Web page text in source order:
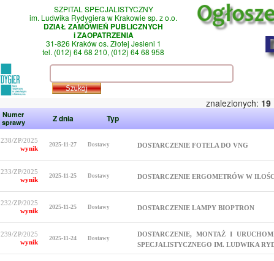
SZPITAL SPECJALISTYCZNY
im. Ludwika Rydygiera w Krakowie sp. z o.o.
DZIAŁ ZAMÓWIEŃ PUBLICZNYCH
i ZAOPATRZENIA
31-826 Kraków os. Złotej Jesieni 1
tel. (012) 64 68 210, (012) 64 68 958
znalezionych: 19
Numer
sprawy
Z dnia Typ
238/ZP/2025
wynik
2025-11-27 Dostawy DOSTARCZENIE FOTELA DO VNG
233/ZP/2025
wynik
2025-11-25 Dostawy DOSTARCZENIE ERGOMETRÓW W
232/ZP/2025
wynik
2025-11-25 Dostawy DOSTARCZENIE LAMPY BIOPTRON
239/ZP/2025
wynik
2025-11-24 Dostawy
DOSTARCZENIE, MONTAŻ I
SPECJALISTYCZNEGO IM. LUDWIKA